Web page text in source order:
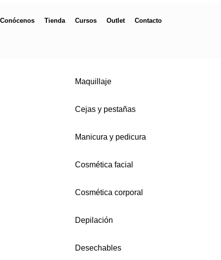
Conócenos Tienda Cursos Outlet Contacto
Maquillaje
Cejas y pestañas
Manicura y pedicura
Cosmética facial
Cosmética corporal
Depilación
Desechables